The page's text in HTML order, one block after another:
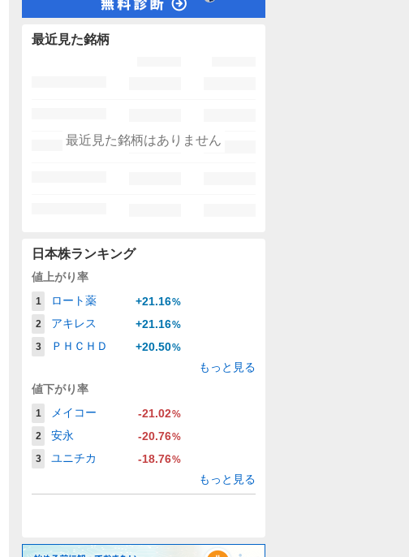
最近見た銘柄
最近見た銘柄はありません
日本株ランキング
値上がり率
1 ロート薬 +21.16%
2
アキレス +21.16%
3
ＰＨＣＨＤ +20.50%
もっと見る
値下がり率
1 メイコー -21.02%
2
安永 -20.76%
3
ユニチカ -18.76%
もっと見る